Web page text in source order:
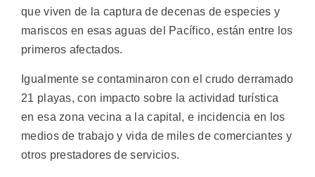
que viven de la captura de decenas de especies y
mariscos en esas aguas del Pacífico, están entre los
primeros afectados.
Igualmente se contaminaron con el crudo derramado
21 playas, con impacto sobre la actividad turística
en esa zona vecina a la capital, e incidencia en los
medios de trabajo y vida de miles de comerciantes y
otros prestadores de servicios.